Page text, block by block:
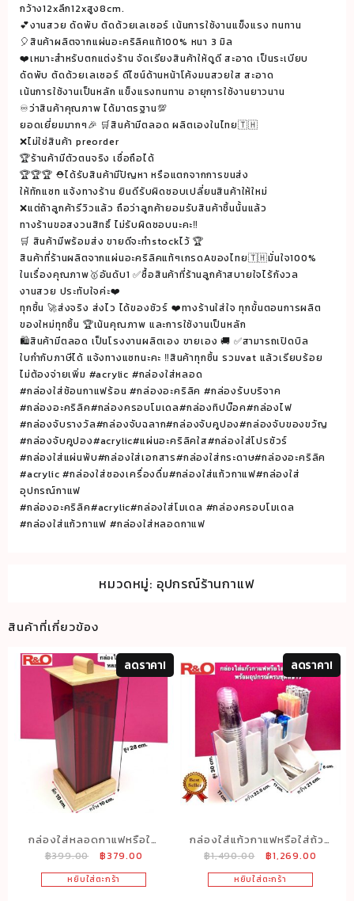
อุปกรณ์
4
ช่อง
สีใส
ขนาด
กว้าง12xลึก12xสูง8cm.
ชิ้น
กว้าง12xลึก12xสูง8cm.
💕งานสวย ดัดพับ ตัดด้วยเลเซอร์ เน้นการใช้งานแข็งแรง ทนทาน
🎈สินค้าผลิตจากแผ่นอะคริลิคแท้100% หนา 3 มิล
❤️เหมาะสำหรับตกแต่งร้าน จัดเรียงสินค้าให้ดูดี สะอาด เป็นระเบียบ
ดัดพับ ตัดด้วยเลเซอร์ ดีไซน์ด้านหน้าโค้งมนสวยใส สะอาด
เน้นการใช้งานเป็นหลัก แข็งแรงทนทาน อายุการใช้งานยาวนาน
♾ว่าสินค้าคุณภาพ ได้มาตรฐาน💯
ยอดเยี่ยมมากๆ🎉 🛒สินค้ามีตลอด ผลิตเองในไทย🇹🇭
❌ไม่ใช่สินค้า preorder
🏆ร้านค้ามีตัวตนจริง เชื่อถือได้
🏆🏆🏆 ⛑ได้รับสินค้ามีปัญหา หรือแตกจากการขนส่ง
ให้ทักแซท แจ้งทางร้าน ยินดีรับผิดชอบเปลี่ยนสินค้าให้ใหม่
❌แต่ถ้าลูกค้ารีวิวแล้ว ถือว่าลูกค้ายอมรับสินค้าชิ้นนั้นแล้ว
ทางร้านขอสงวนสิทธิ์ ไม่รับผิดชอบนะคะ‼️
🛒 สินค้ามีพร้อมส่ง ขายดีจะทำstockไว้ 🏆
สินค้าที่ร้านผลิตจากแผ่นอะคริลิคแท้ๆเกรดAของไทย🇹🇭มั่นใจ100%
ในเรื่องคุณภาพ🥇อันดับ1 ✅ซื้อสินค้าที่ร้านลูกค้าสบายใจไร้กังวล
งานสวย ประทับใจค่ะ❤️
ทุกชิ้น 🚀ส่งจริง ส่งไว ได้ของชัวร์ ❤️ทางร้านใส่ใจ ทุกขั้นตอนการผลิต
ของใหม่ทุกชิ้น 🏆เน้นคุณภาพ และการใช้งานเป็นหลัก
🛍สินค้ามีตลอด เป็นโรงงานผลิตเอง ขายเอง 🚚 ✅สามารถเปิดบิล
ใบกำกับภาษีได้ แจ้งทางแซทนะคะ ‼️สินค้าทุกชิ้น รวมvat แล้วเรียบร้อย
ไม่ต้องจ่ายเพิ่ม #acrylic #กล่องใส่หลอด
#กล่องใส่ช้อนกาแฟร้อน #กล่องอะคริลิค #กล่องรับบริจาค
#กล่องอะคริลิค#กล่องครอบโมเดล#กล่องทิปบ๊อค#กล่องไฟ
#กล่องจับรางวัล#กล่องจับฉลาก#กล่องจับคูปอง#กล่องจับของขวัญ
#กล่องจับคูปอง#acrylic#แผ่นอะคริลิคใส#กล่องใส่โปรชัวร์
#กล่องใส่แผ่นพับ#กล่องใส่เอกสาร#กล่องใส่กระดาษ#กล่องอะคริลิค
#acrylic #กล่องใส่ซองเครื่องดื่ม#กล่องใส่แก้วกาแฟ#กล่องใส่
อุปกรณ์กาแฟ
#กล่องอะคริลิค#acrylic#กล่องใส่โมเดล #กล่องครอบโมเดล
#กล่องใส่แก้วกาแฟ #กล่องใส่หลอดกาแฟ
หมวดหมู่: อุปกรณ์ร้านกาแฟ
สินค้าที่เกี่ยวข้อง
ลดราคา!
กล่องใส่หลอดกาแฟหรือใส่
หลอดเครื่องดื่มสีเเดง
โปร่งใส
฿399.00
Original
price
was:
฿379.00
price
is:
หยิบใส่ตะกร้า
ลดราคา!
กล่องใส่แก้วกาแฟหรือใส่ถ้วย
ไอศครีมพร้อมอุปกรณ์ครบชุด
สีขาว
฿1,490.00
Original
price
was:
฿1,269.00
หยิบใส่ตะกร้า